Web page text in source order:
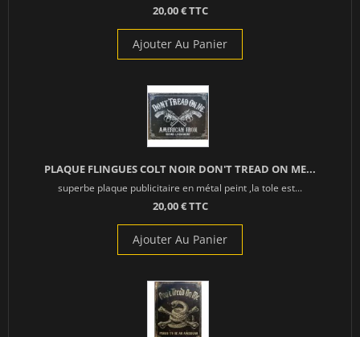
20,00 € TTC
Ajouter Au Panier
PLAQUE FLINGUES COLT NOIR DON'T TREAD ON ME...
superbe plaque publicitaire en métal peint ,la tole est...
20,00 € TTC
Ajouter Au Panier